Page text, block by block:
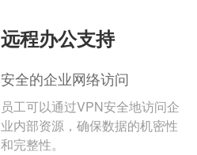
远程办公支持
安全的企业网络访问
员工可以通过VPN安全地访问企
业内部资源，确保数据的机密性
和完整性。